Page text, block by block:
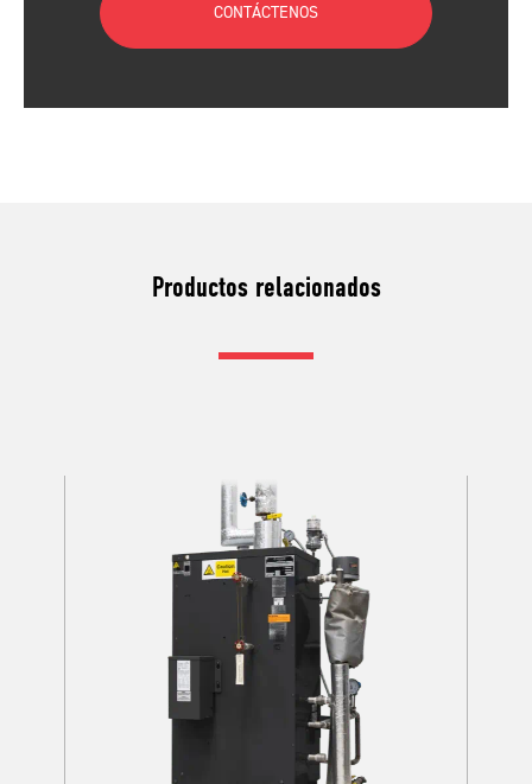
CONTÁCTENOS
Productos relacionados